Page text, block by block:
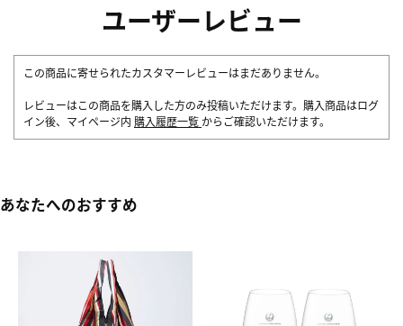
ユーザーレビュー
この商品に寄せられたカスタマーレビューはまだありません。
レビューはこの商品を購入した方のみ投稿いただけます。購入商品はログ
イン後、マイページ内 購入履歴一覧 からご確認いただけます。
あなたへのおすすめ